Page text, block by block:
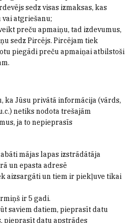
sedz visas izmaksas, kas
atgriešanu;
preču apmaiņu, tad izdevumus,
sedz Pircējs. Pircējam tiek
piegādi preču apmaiņai atbilstoši
ka Jūsu privātā informācija (vārds,
netiks nodota trešajām
ja to nepieprasīs
mājas lapas izstrādātāja
un epasta adresē
aizsargāti un tiem ir piekļuve tikai
ir 5 gadi.
saviem datiem, pieprasīt datu
pieprasīt datu apstrādes